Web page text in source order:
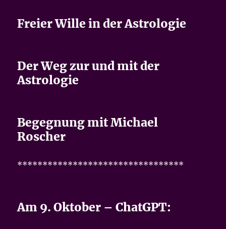
Freier Wille in der Astrologie
Der Weg zur und mit der
Astrologie
Begegnung mit Michael
Roscher
*********************************
Am 9. Oktober – ChatGPT: